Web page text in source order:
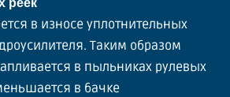
в износе уплотнительных
Таким образом
в пыльниках рулевых
в бачке